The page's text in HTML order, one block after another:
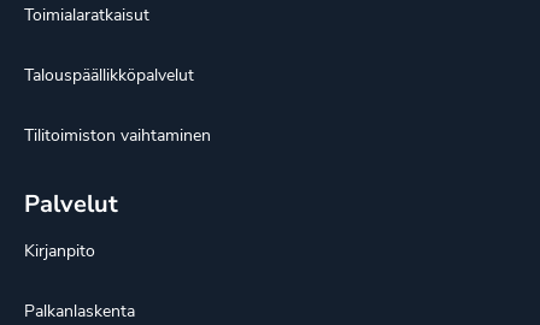
Toimialaratkaisut
Talouspäällikköpalvelut
Tilitoimiston vaihtaminen
Palvelut
Kirjanpito
Palkanlaskenta